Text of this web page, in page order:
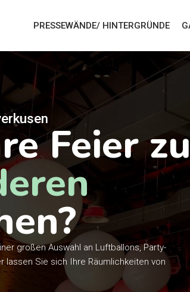
PRESSEWÄNDE/ HINTERGRÜNDE
Feier
großen Auswahl an Luftballons, Party-
lassen Sie sich Ihre Räumlichkeiten von